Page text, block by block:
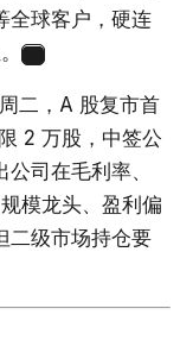
全球客户，硬连
二，A 股复市首
2 万股，中签公
司在毛利率、
模龙头、盈利偏
二级市场持仓要